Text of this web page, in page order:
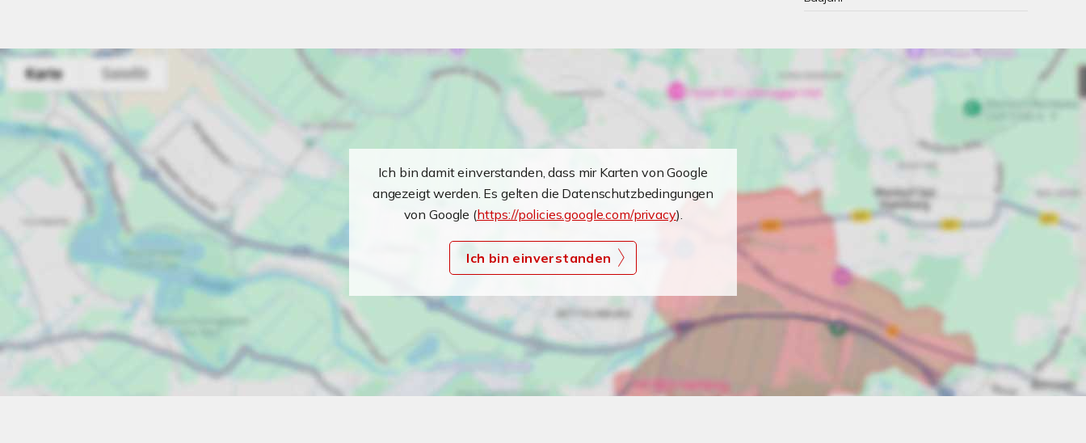
Ich bin damit einverstanden, dass mir Karten von Google
angezeigt werden. Es gelten die Datenschutzbedingungen
von Google (https://policies.google.com/privacy).
Ich bin einverstanden